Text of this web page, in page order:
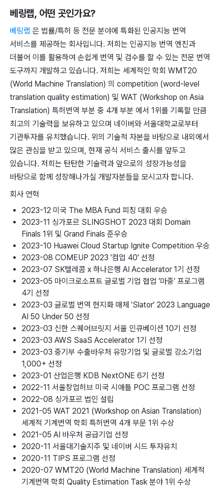
베링랩, 어떤 곳인가요?
베링랩 은 법률/특허 등 전문 분야에 특화된 인공지능 번역
서비스를 제공하는 회사입니다. 저희는 인공지능 번역 엔진과
더불어 이를 활용하여 손쉽게 번역 및 검수를 할 수 있는 전문 번역
도구까지 개발하고 있습니다. 저희는 세계적인 학회 WMT20
(World Machine Translation) 의 competition (word-level
translation quality estimation) 및 WAT (Workshop on Asia
Translation) 특허번역 부분 중 4개 부분 에서 1위를 기록할 만큼
최고의 기술력을 보유하고 있으며 네이버와 서울대학교로부터
기관투자를 유치했습니다. 위의 기술적 자본을 바탕으로 내외에서
많은 관심을 받고 있으며, 현재 공식 서비스 출시를 앞두고
있습니다. 저희는 탄탄한 기술력과 앞으로의 성장가능성을
바탕으로 함께 성장해나가실 개발자분들을 모시고자 합니다.
회사 연혁
2023-12 미국 The MBA Fund 피칭 대회 우승
2023-11 싱가포르 SLINGSHOT 2023 대회 Domain
Finals 1위 및 Grand Finals 준우승
2023-10 Huawei Cloud Startup Ignite Competition 우승
2023-08 COMEUP 2023 '컴업 40' 선정
2023-07 SK텔레콤 x 하나은행 AI Accelerator 1기 선정
2023-05 마이크로소프트 글로벌 기업 협업 '마중' 프로그램
4기 선정
2023-03 글로벌 번역 현지화 매체 'Slator' 2023 Language
AI 50 Under 50 선정
2023-03 신한 스퀘어브릿지 서울 인큐베이션 10기 선정
2023-03 AWS SaaS Accelerator 1기 선정
2023-03 중기부 수출바우처 유망기업 및 글로벌 강소기업
1,000+ 선정
2023-01 산업은행 KDB NextONE 6기 선정
2022-11 서울창업허브 미국 시애틀 POC 프로그램 선정
2022-08 싱가포르 법인 설립
2021-05 WAT 2021 (Workshop on Asian Translation)
세계적 기계번역 학회 특허번역 4개 부문 1위 수상
2021-05 AI 바우처 공급기업 선정
2020-11 서울대기술지주 및 네이버 시드 투자유치
2020-11 TIPS 프로그램 선정
2020-07 WMT20 (World Machine Translation) 세계적
기계번역 학회 Quality Estimation Task 분야 1위 수상